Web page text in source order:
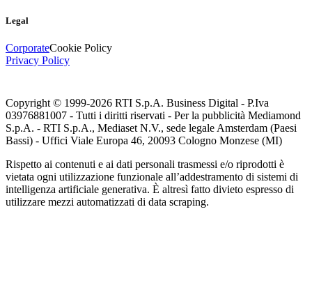
Legal
CorporateCookie Policy
Privacy Policy
Copyright © 1999-2026 RTI S.p.A. Business Digital - P.Iva
03976881007 - Tutti i diritti riservati - Per la pubblicità Mediamond
S.p.A. - RTI S.p.A., Mediaset N.V., sede legale Amsterdam (Paesi
Bassi) - Uffici Viale Europa 46, 20093 Cologno Monzese (MI)
Rispetto ai contenuti e ai dati personali trasmessi e/o riprodotti è
vietata ogni utilizzazione funzionale all’addestramento di sistemi di
intelligenza artificiale generativa. È altresì fatto divieto espresso di
utilizzare mezzi automatizzati di data scraping.